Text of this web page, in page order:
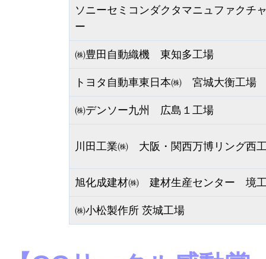
ソニーセミコンダクタマニュファク
ー
㈱豊田自動織機 東知多工場
トヨタ自動車東日本㈱ 宮城大衡工場
㈱デンソー九州 広島１工場
川田工業㈱ 大阪・関西万博リング西
旭化成建材㈱ 建材生産センター 境
㈱小松製作所 茨城工場